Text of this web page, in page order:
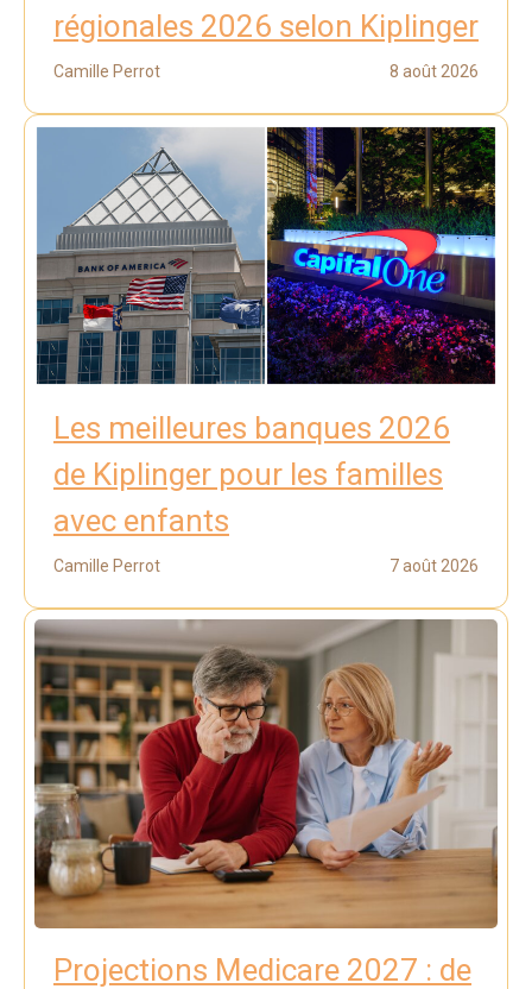
régionales 2026 selon Kiplinger
Camille Perrot 8 août 2026
Les meilleures banques 2026
de Kiplinger pour les familles
avec enfants
Camille Perrot 7 août 2026
Projections Medicare 2027 : de